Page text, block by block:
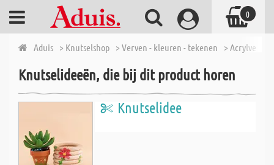
Aduis > Knutselshop > Verven - kleuren - tekenen > Acrylverf
Knutselideeën, die bij dit product horen
Knutselidee
0